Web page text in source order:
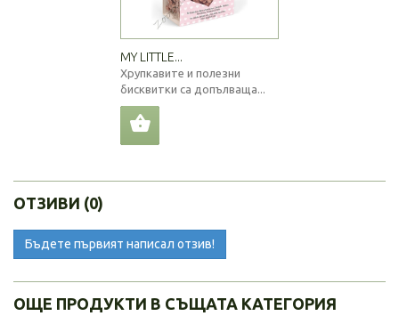
MY LITTLE...
Хрупкавите и полезни
бисквитки са допълваща...
ОТЗИВИ (0)
Бъдете първият написал отзив!
ОЩЕ ПРОДУКТИ В СЪЩАТА КАТЕГОРИЯ